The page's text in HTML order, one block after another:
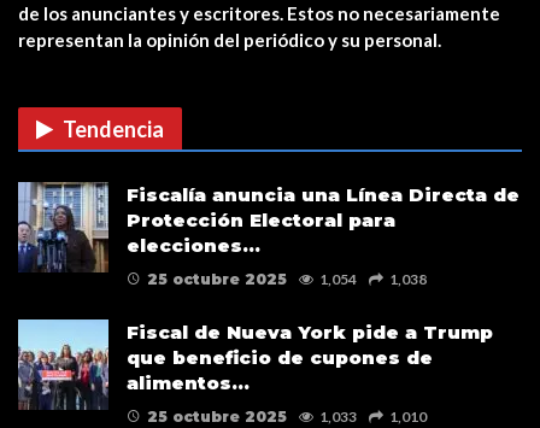
Verris Shako lanza nuevo anuncio
de los anunciantes y escritores. Estos no necesariamente
representan la opinión del periódico y su personal.
Tendencia
Fiscalía anuncia una Línea Directa de
Protección Electoral para
elecciones…
25 octubre 2025 1,054 1,038
Fiscal de Nueva York pide a Trump
que beneficio de cupones de
alimentos…
25 octubre 2025 1,033 1,010